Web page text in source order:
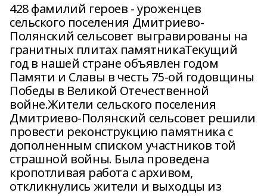
428 фамилий героев - уроженцев
сельского поселения Дмитриево-
Полянский сельсовет выгравированы на
гранитных плитах памятникаТекущий
год в нашей стране объявлен годом
Памяти и Славы в честь 75-ой годовщины
Победы в Великой Отечественной
войне.Жители сельского поселения
Дмитриево-Полянский сельсовет решили
провести реконструкцию памятника с
дополненным списком участников той
страшной войны. Была проведена
кропотливая работа с архивом,
откликнулись жители и выходцы из